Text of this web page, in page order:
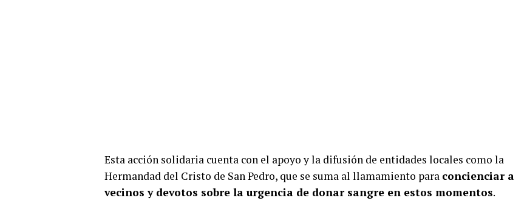
Esta acción solidaria cuenta con el apoyo y la difusión de entidades locales como la
Hermandad del Cristo de San Pedro, que se suma al llamamiento para concienciar a
vecinos y devotos sobre la urgencia de donar sangre en estos momentos.